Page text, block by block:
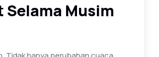
Selama Musim